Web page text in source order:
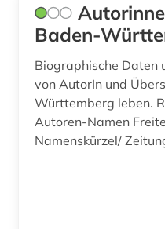
Baden-
Biographische Daten
von AutorIn und
Württemberg leben.
Autoren-Namen
Namenskürzel/